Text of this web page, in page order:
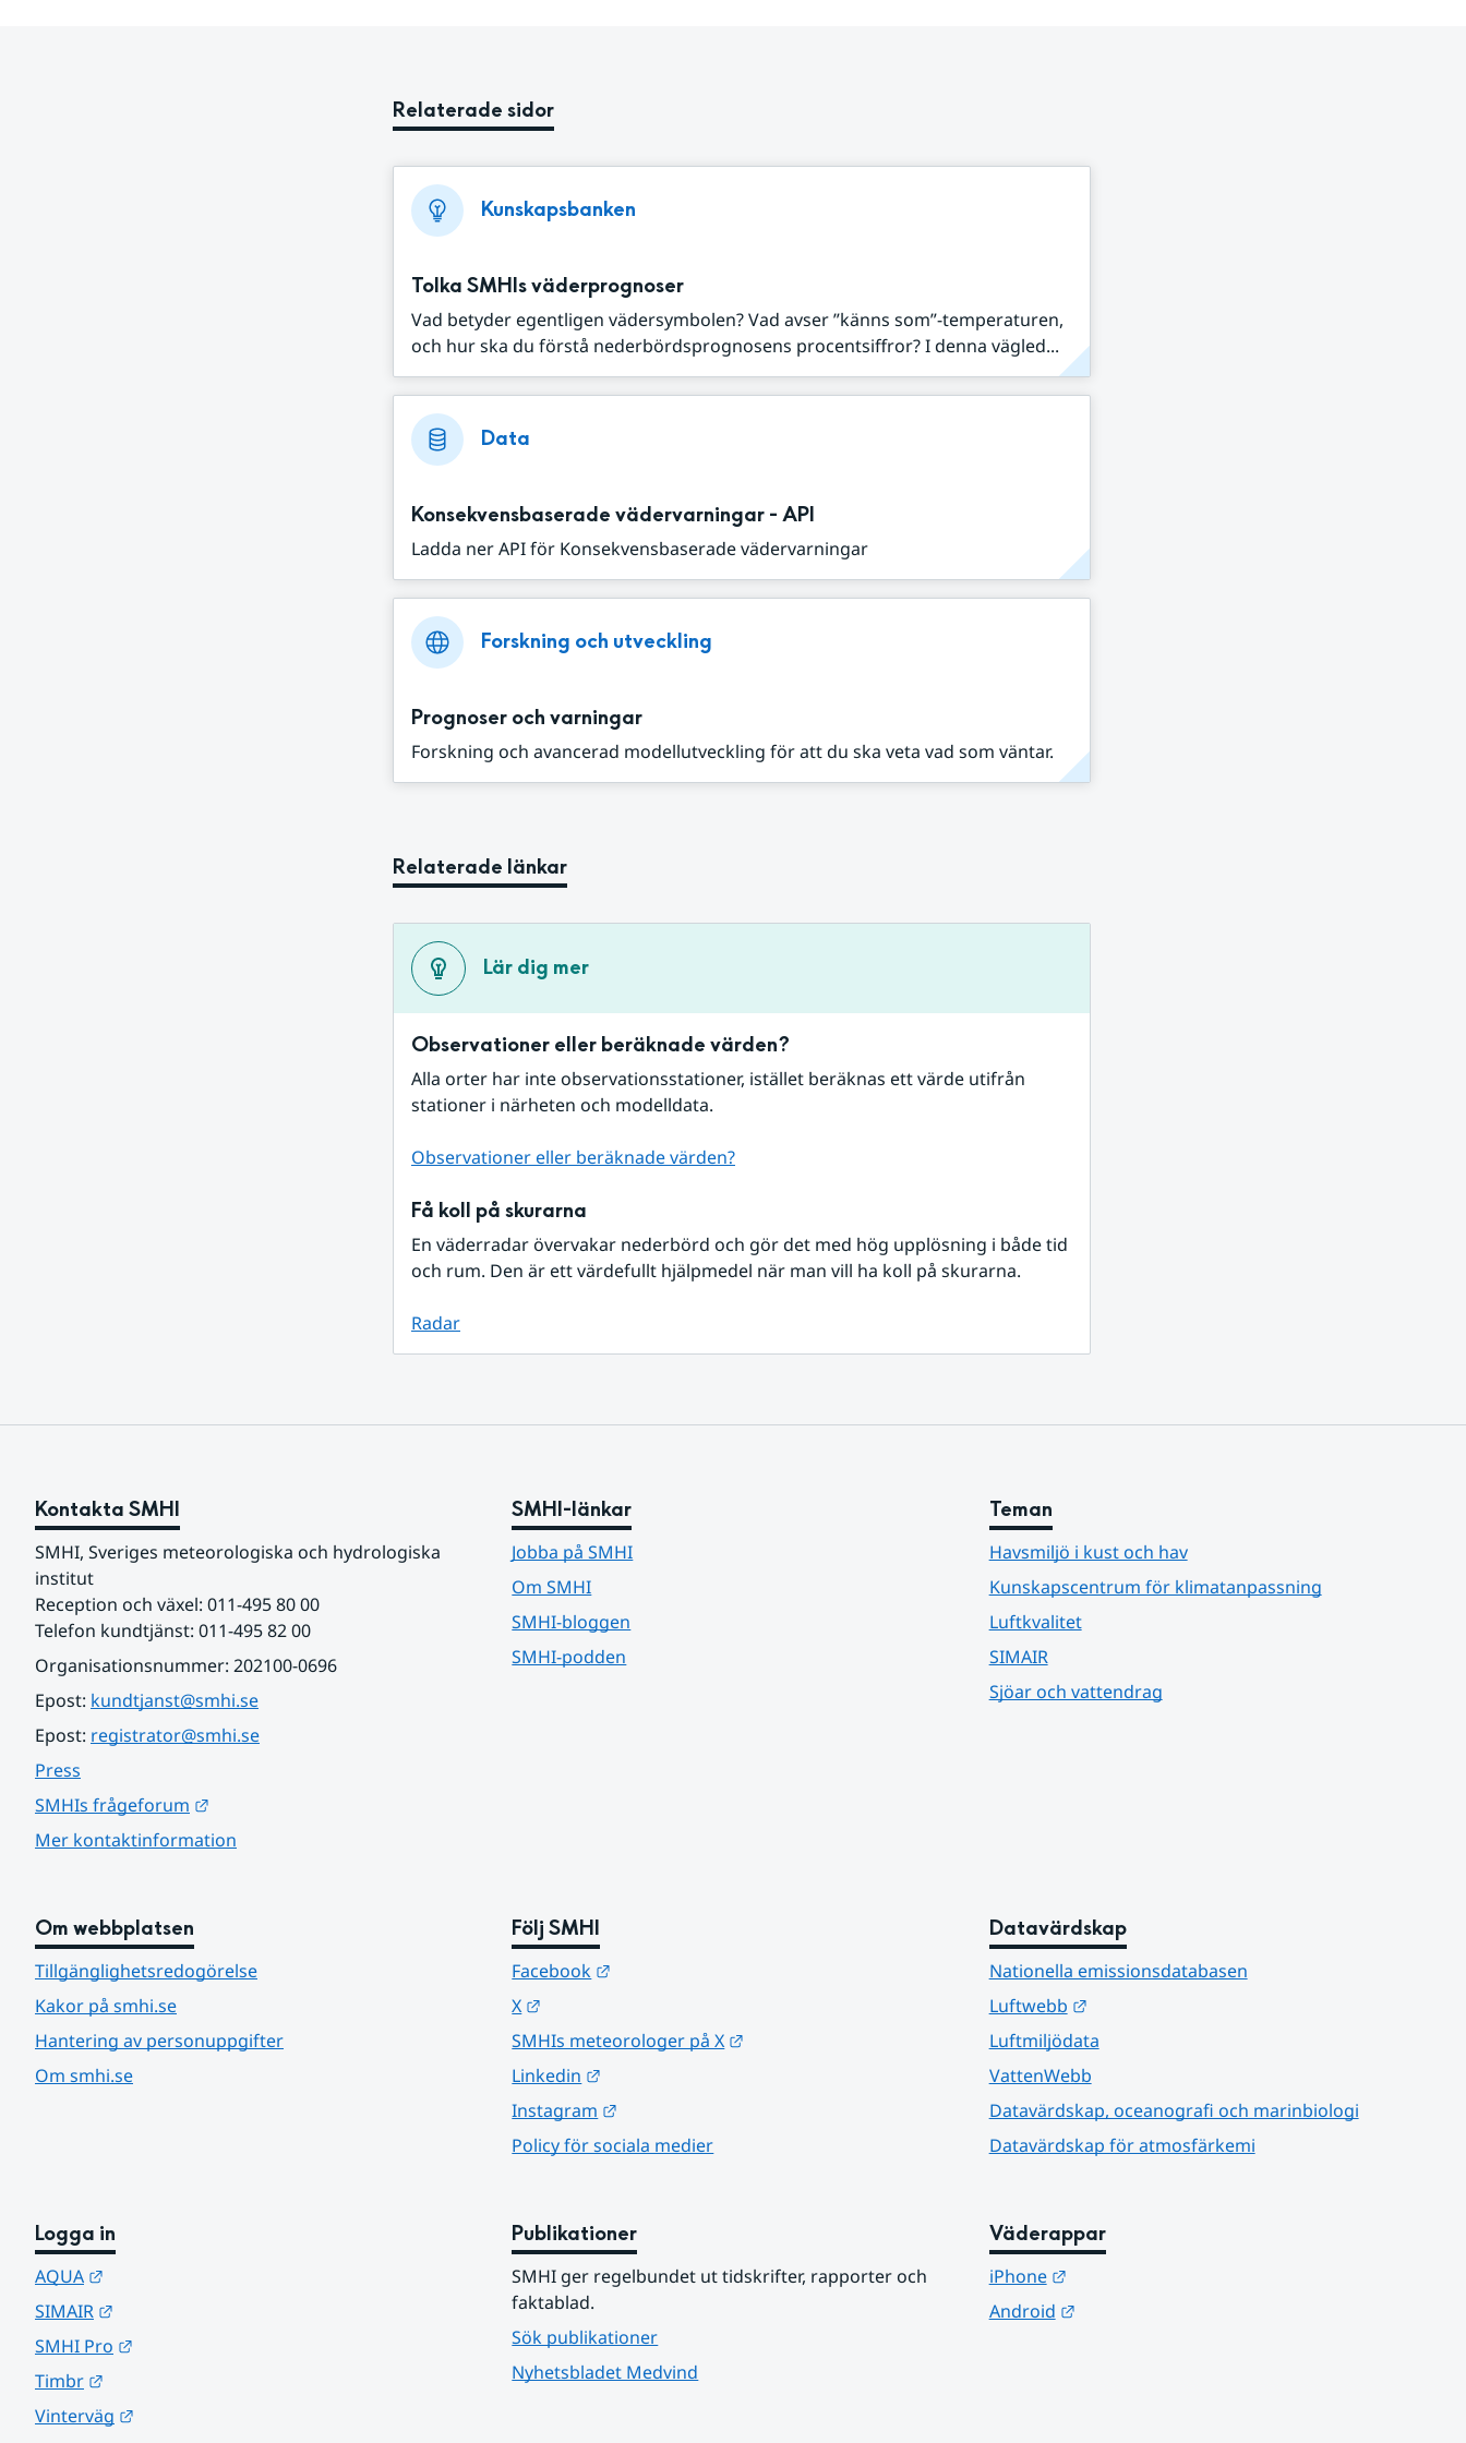
Relaterade sidor
Kunskapsbanken
Tolka SMHIs väderprognoser
Vad betyder egentligen vädersymbolen? Vad avser ”känns som”-temperaturen,
och hur ska du förstå nederbördsprognosens procentsiffror? I denna vägled...
Data
Konsekvensbaserade vädervarningar - API
Ladda ner API för Konsekvensbaserade vädervarningar
Forskning och utveckling
Prognoser och varningar
Forskning och avancerad modellutveckling för att du ska veta vad som väntar.
Relaterade länkar
Lär dig mer
Observationer eller beräknade värden?
Alla orter har inte observationsstationer, istället beräknas ett värde utifrån
stationer i närheten och modelldata.
Observationer eller beräknade värden?
Få koll på skurarna
En väderradar övervakar nederbörd och gör det med hög upplösning i både tid
och rum. Den är ett värdefullt hjälpmedel när man vill ha koll på skurarna.
Radar
Kontakta SMHI
SMHI, Sveriges meteorologiska och hydrologiska
institut
Reception och växel: 011-495 80 00
Telefon kundtjänst: 011-495 82 00
Organisationsnummer: 202100-0696
Epost: kundtjanst@smhi.se
Epost: registrator@smhi.se
Press
SMHIs frågeforum
Mer kontaktinformation
SMHI-länkar
Jobba på SMHI
Om SMHI
SMHI-bloggen
SMHI-podden
Teman
Havsmiljö i kust och hav
Kunskapscentrum för klimatanpassning
Luftkvalitet
SIMAIR
Sjöar och vattendrag
Om webbplatsen
Tillgänglighetsredogörelse
Kakor på smhi.se
Hantering av personuppgifter
Om smhi.se
Följ SMHI
Facebook
X
SMHIs meteorologer på X
Linkedin
Instagram
Policy för sociala medier
Datavärdskap
Nationella emissionsdatabasen
Luftwebb
Länk till annan webbplats.
Luftmiljödata
VattenWebb
Datavärdskap, oceanografi och marinbiologi
Datavärdskap för atmosfärkemi
Logga in
AQUA
SIMAIR
SMHI Pro
Timbr
Vinterväg
Publikationer
SMHI ger regelbundet ut tidskrifter, rapporter och
faktablad.
Sök publikationer
Nyhetsbladet Medvind
Väderappar
iPhone
Länk till annan webbplats.
Android
Länk till annan webbplats.